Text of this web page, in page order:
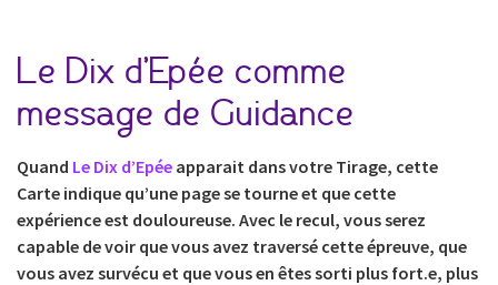
Le Dix d’Epée comme
message de Guidance
Quand Le Dix d’Epée apparait dans votre Tirage, cette
Carte indique qu’une page se tourne et que cette
expérience est douloureuse. Avec le recul, vous serez
capable de voir que vous avez traversé cette épreuve, que
vous avez survécu et que vous en êtes sorti plus fort.e, plus